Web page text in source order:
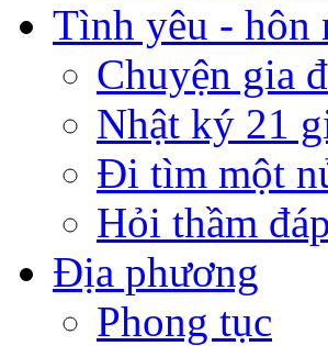
Tình yêu - hôn
Chuyện gia
Nhật ký 21
Đi tìm một
Hỏi thầm
Địa phương
Phong tục